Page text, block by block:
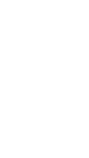
ARTIKELS
können.